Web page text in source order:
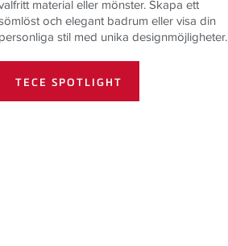
material eller mönster. Skapa ett
och elegant badrum eller visa din
stil med unika designmöjligheter.
TECE SPOTLIGHT